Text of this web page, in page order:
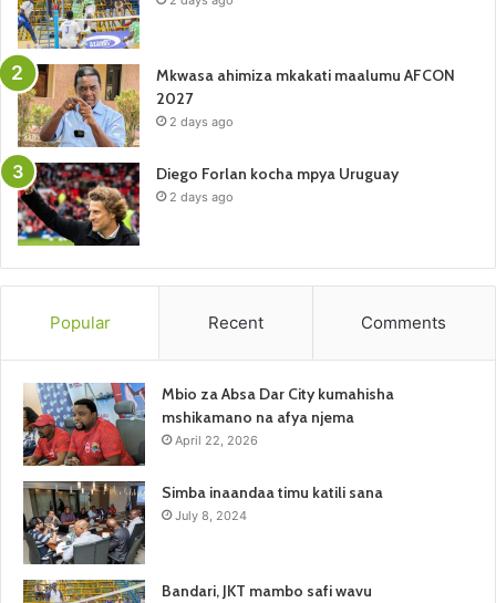
Mkwasa ahimiza mkakati maalumu AFCON
2027
2 days ago
Diego Forlan kocha mpya Uruguay
2 days ago
Popular Recent Comments
Mbio za Absa Dar City kumahisha
mshikamano na afya njema
April 22, 2026
Simba inaandaa timu katili sana
July 8, 2024
Bandari, JKT mambo safi wavu